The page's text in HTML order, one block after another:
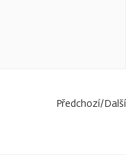
Předchozí/Další